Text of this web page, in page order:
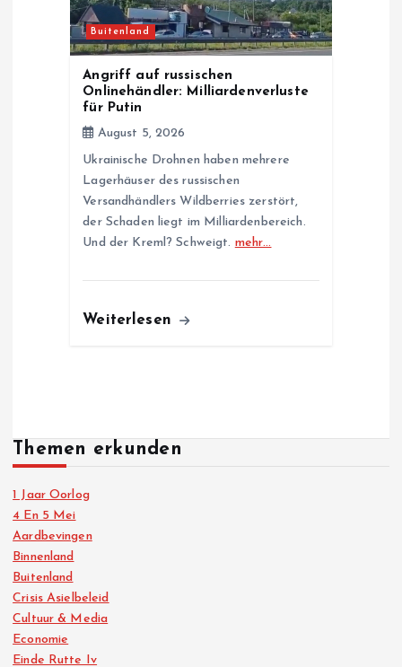
Buitenland
Angriff auf russischen
Onlinehändler: Milliardenverluste
für Putin
August 5, 2026
Ukrainische Drohnen haben mehrere
Lagerhäuser des russischen
Versandhändlers Wildberries zerstört,
der Schaden liegt im Milliardenbereich.
Und der Kreml? Schweigt. mehr…
Weiterlesen
Themen erkunden
1 Jaar Oorlog
4 En 5 Mei
Aardbevingen
Binnenland
Buitenland
Crisis Asielbeleid
Cultuur & Media
Economie
Einde Rutte Iv